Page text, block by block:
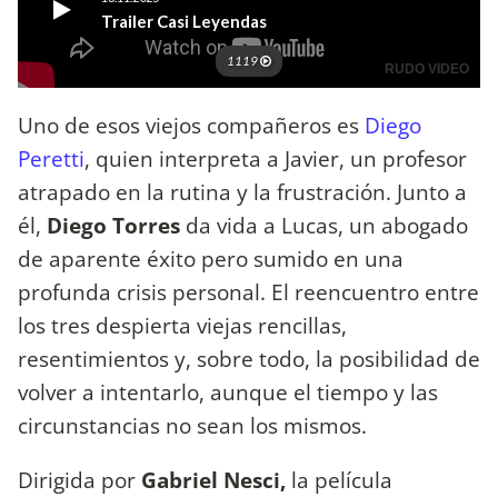
Uno de esos viejos compañeros es Diego
Peretti, quien interpreta a Javier, un profesor
atrapado en la rutina y la frustración. Junto a
él, Diego Torres da vida a Lucas, un abogado
de aparente éxito pero sumido en una
profunda crisis personal. El reencuentro entre
los tres despierta viejas rencillas,
resentimientos y, sobre todo, la posibilidad de
volver a intentarlo, aunque el tiempo y las
circunstancias no sean los mismos.
Dirigida por Gabriel Nesci, la película